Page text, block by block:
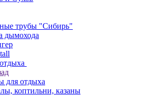
трубы "Сибирь"
дымохода
для отдыха
коптильни, казаны